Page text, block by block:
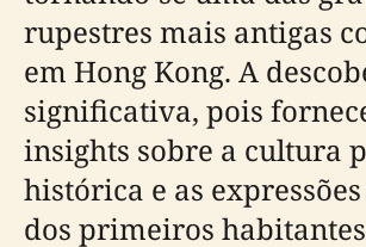
rupestres mais antigas
em Hong Kong. A
significativa, pois
insights sobre a cultura
histórica e as
dos primeiros